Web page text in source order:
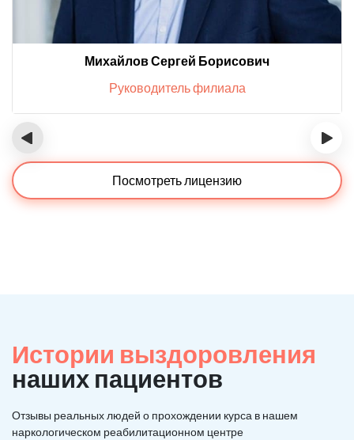
Михайлов Сергей Борисович
Руководитель филиала
‹ ›
Посмотреть лицензию
Истории выздоровления
наших пациентов
Отзывы реальных людей о прохождении курса в нашем
наркологическом реабилитационном центре